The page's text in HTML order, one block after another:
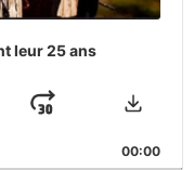
leur 25 ans
JUMP
FORWARD
00:00